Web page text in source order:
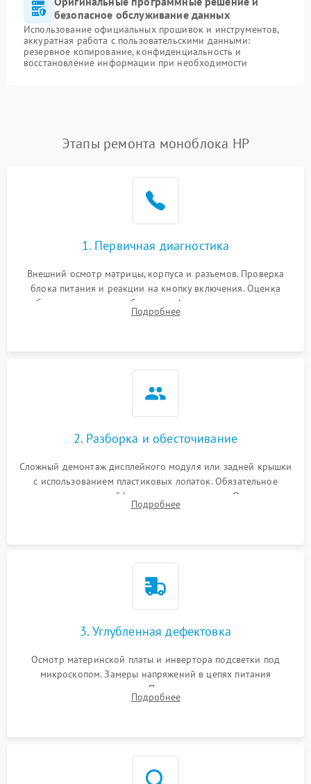
безопасное обслуживание данных
Использование официальных прошивок и инструментов,
аккуратная работа с пользовательскими данными:
резервное копирование, конфиденциальность и
восстановление информации при необходимости
Этапы ремонта моноблока HP
1. Первичная диагностика
Внешний осмотр матрицы, корпуса и разъемов. Проверка
блока питания и реакции на кнопку включения. Оценка
изображения, звука и работы периферии для сужения круга
возможных неисправностей перед вскрытием.
Подробнее
2. Разборка и обесточивание
Сложный демонтаж дисплейного модуля или задней крышки
с использованием пластиковых лопаток. Обязательное
отключение шлейфов матрицы и питания. Очистка
массивной системы охлаждения от скопившейся пыли.
Подробнее
3. Углубленная дефектовка
Осмотр материнской платы и инвертора подсветки под
микроскопом. Замеры напряжений в цепях питания
процессора и видеокарты. Проверка состояния жесткого
диска и оперативной памяти с помощью POST-карт и
Подробнее